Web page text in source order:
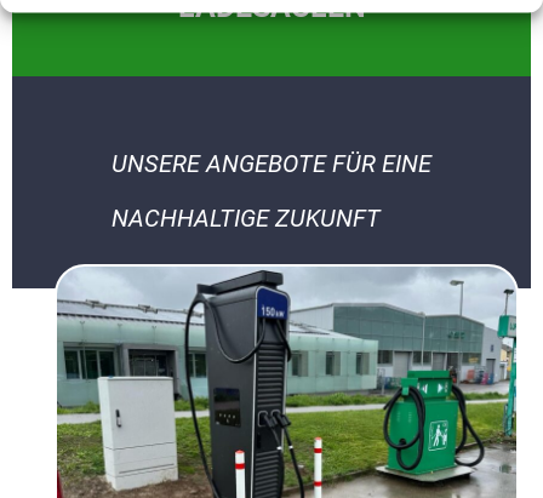
LADESÄULEN
UNSERE ANGEBOTE FÜR EINE
NACHHALTIGE ZUKUNFT